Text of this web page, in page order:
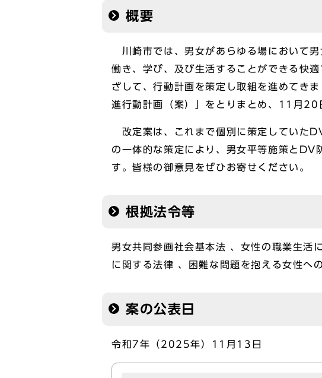
概要
川崎市では、男女があらゆる場において
働き、学び、及び生活することができる快
ざして、行動計画を策定し取組を進めてき
進行動計画（案）」をとりまとめ、11月
改定案は、これまで個別に策定していた
の一体的な策定により、男女平等施策とDV
す。皆様の御意見をぜひお寄せください。
根拠法令等
男女共同参画社会基本法 、女性の職業生活
に関する法律 、困難な問題を抱える女性
案の公表日
令和7年（2025年）11月13日